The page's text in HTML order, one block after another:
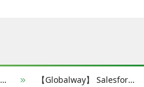
お知らせ 【Globalway】 Salesforce Forward Deployed Engineering Partner Networkに参画、Agentforceの成功を拡大